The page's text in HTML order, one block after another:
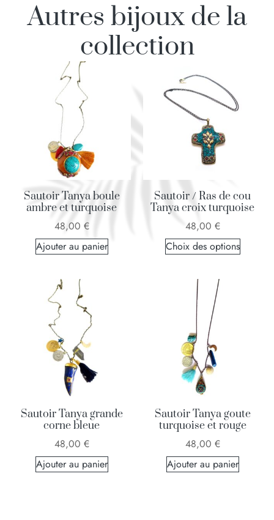
Autres bijoux de la
collection
Sautoir Tanya boule
ambre et turquoise
48,00 €
Ajouter au panier
Sautoir / Ras de cou
Tanya croix turquoise
48,00 €
Choix des options
Sautoir Tanya grande
corne bleue
48,00 €
Ajouter au panier
Sautoir Tanya goute
turquoise et rouge
48,00 €
Ajouter au panier